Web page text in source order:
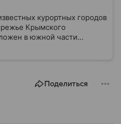
курортных городов
Крымского
в южной части
из ключевых центров
Поделиться